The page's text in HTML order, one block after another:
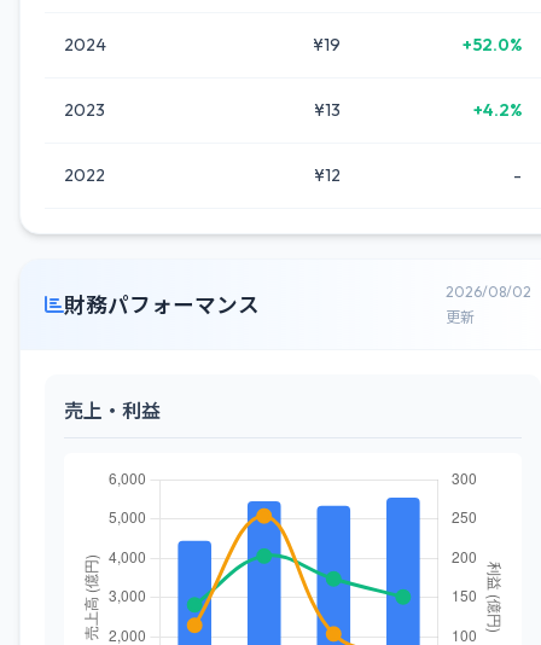
2024 ¥19 +52.0%
2023 ¥13 +4.2%
2022 ¥12 -
財務パフォーマンス
2026/08/02
更新
売上・利益